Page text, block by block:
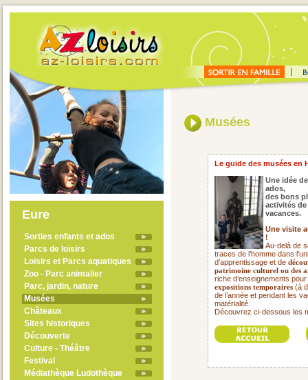
Eure
Sorties enfants et ados
Parcs de loisirs
Loisirs et Parcs aquatiques
Zoo - Parc animalier
Parc, jardin, nature
Musées
Châteaux
Sites historiques
Découverte
Culture - Théâtre
Festival
Médiathèque Ludothèque
Musées
Le guide des musées en
Une idée
ados,
des bons
activités
vacances.
Une visite
!
Au-delà de
traces de l’homme dans
d’apprentissage et de
patrimoine culturel ou des
riche d’enseignements
expositions temporaires (à
de l’année et pendant les
matérialité.
Découvrez ci-dessous les